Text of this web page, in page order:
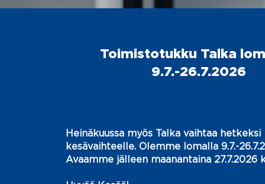
Toimistotukku Talka
9.7.-26.7.2026
Heinäkuussa myös Talka vaihtaa hetkeksi
kesävaihteelle. Olemme lomalla 9.7.-
Avaamme jälleen maanantaina 27.7.2026